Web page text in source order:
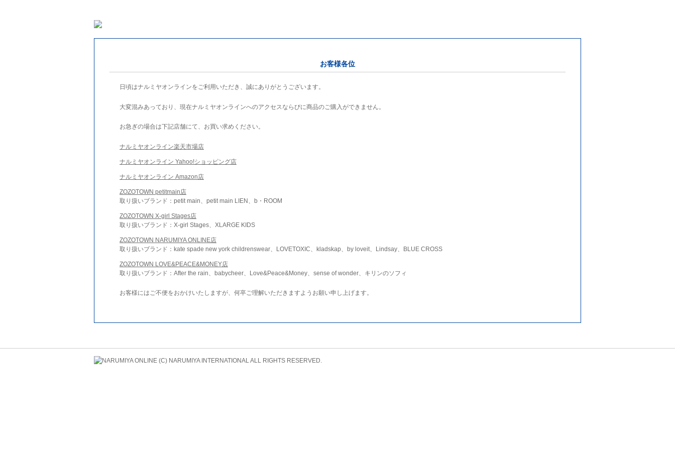
お客様各位
日頃はナルミヤオンラインをご利用いただき、誠にありがとうございます。
大変混みあっており、現在ナルミヤオンラインへのアクセスならびに商品のご購入ができません。
お急ぎの場合は下記店舗にて、お買い求めください。
ナルミヤオンライン楽天市場店
ナルミヤオンライン Yahoo!ショッピング店
ナルミヤオンライン Amazon店
ZOZOTOWN petitmain店
取り扱いブランド：petit main、petit main LIEN、b・ROOM
ZOZOTOWN X-girl Stages店
取り扱いブランド：X-girl Stages、XLARGE KIDS
ZOZOTOWN NARUMIYA ONLINE店
取り扱いブランド：kate spade new york childrenswear、LOVETOXIC、kladskap、by loveit、Lindsay、BLUE CROSS
ZOZOTOWN LOVE&PEACE&MONEY店
取り扱いブランド：After the rain、babycheer、Love&Peace&Money、sense of wonder、キリンのソフィ
お客様にはご不便をおかけいたしますが、何卒ご理解いただきますようお願い申し上げます。